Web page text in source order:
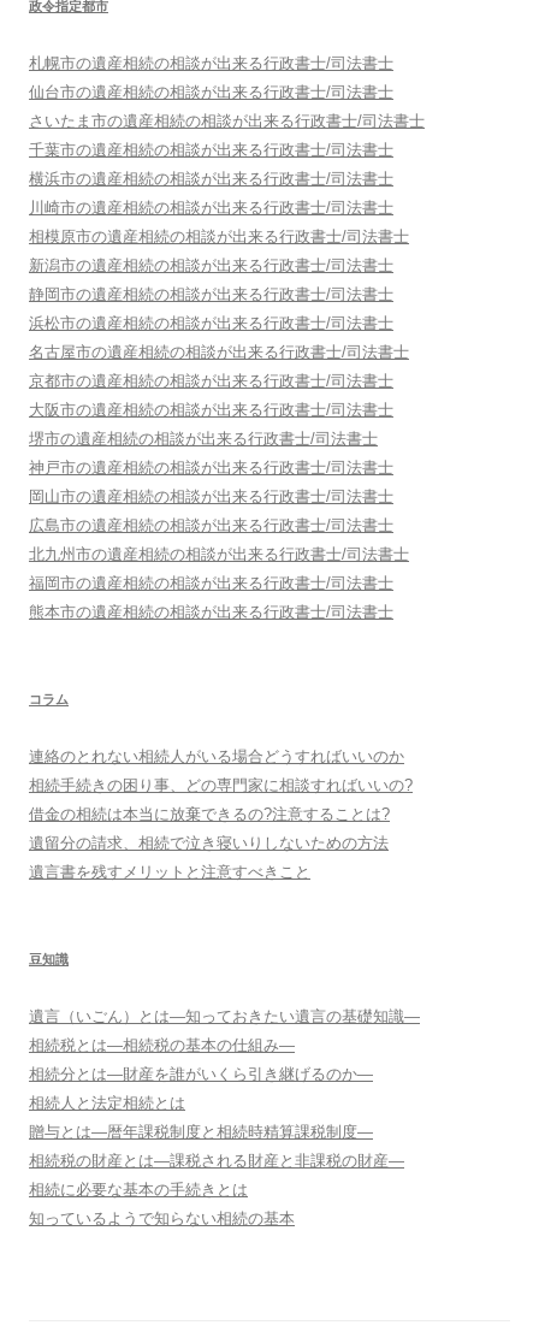
政令指定都市
札幌市の遺産相続の相談が出来る行政書士/司法書士
仙台市の遺産相続の相談が出来る行政書士/司法書士
さいたま市の遺産相続の相談が出来る行政書士/司法書士
千葉市の遺産相続の相談が出来る行政書士/司法書士
横浜市の遺産相続の相談が出来る行政書士/司法書士
川崎市の遺産相続の相談が出来る行政書士/司法書士
相模原市の遺産相続の相談が出来る行政書士/司法書士
新潟市の遺産相続の相談が出来る行政書士/司法書士
静岡市の遺産相続の相談が出来る行政書士/司法書士
浜松市の遺産相続の相談が出来る行政書士/司法書士
名古屋市の遺産相続の相談が出来る行政書士/司法書士
京都市の遺産相続の相談が出来る行政書士/司法書士
大阪市の遺産相続の相談が出来る行政書士/司法書士
堺市の遺産相続の相談が出来る行政書士/司法書士
神戸市の遺産相続の相談が出来る行政書士/司法書士
岡山市の遺産相続の相談が出来る行政書士/司法書士
広島市の遺産相続の相談が出来る行政書士/司法書士
北九州市の遺産相続の相談が出来る行政書士/司法書士
福岡市の遺産相続の相談が出来る行政書士/司法書士
熊本市の遺産相続の相談が出来る行政書士/司法書士
コラム
連絡のとれない相続人がいる場合どうすればいいのか
相続手続きの困り事、どの専門家に相談すればいいの?
借金の相続は本当に放棄できるの?注意することは?
遺留分の請求、相続で泣き寝いりしないための方法
遺言書を残すメリットと注意すべきこと
豆知識
遺言（いごん）とは―知っておきたい遺言の基礎知識―
相続税とは―相続税の基本の仕組み―
相続分とは―財産を誰がいくら引き継げるのか―
相続人と法定相続とは
贈与とは―暦年課税制度と相続時精算課税制度―
相続税の財産とは―課税される財産と非課税の財産―
相続に必要な基本の手続きとは
知っているようで知らない相続の基本